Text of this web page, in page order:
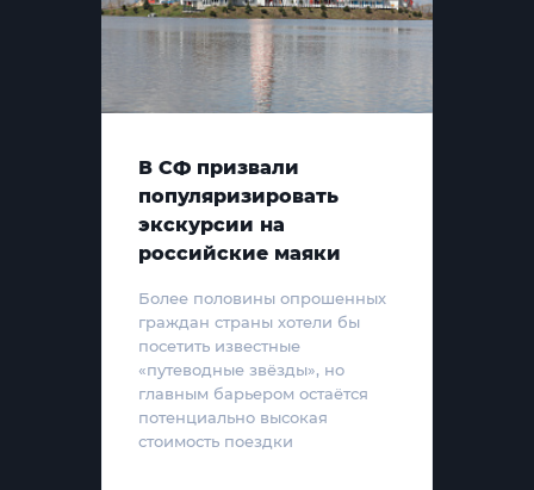
В СФ призвали
популяризировать
экскурсии на
российские маяки
Более половины опрошенных
граждан страны хотели бы
посетить известные
«путеводные звёзды», но
главным барьером остаётся
потенциально высокая
стоимость поездки